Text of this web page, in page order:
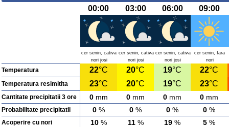
00:00 03:00 06:00 09:00
cer senin, cativa
nori josi
cer senin, cativa
nori josi
cer senin, cativa
nori josi
cer senin, fara
nori
Temperatura 22°C 20°C 19°C 22°C
Temperatura resimitita 23°C 20°C 19°C 23°C
Cantitate precipitatii 3 ore 0 mm 0 mm 0 mm 0 mm
Probabilitate precipitatii 0 % 0 % 0 % 0 %
Acoperire cu nori 10 % 11% 19 % 5 %